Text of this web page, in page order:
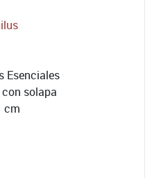
Esenciales
solapa
cm